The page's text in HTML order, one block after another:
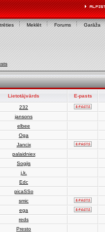
Meklēt Forums Garāža
Lietotājvārds E-pasts
232
jansons
elbee
Oga
Jancix
palaidniex
Sogjis
j.k.
Edc
picaSSo
smic
ega
reds
Presto